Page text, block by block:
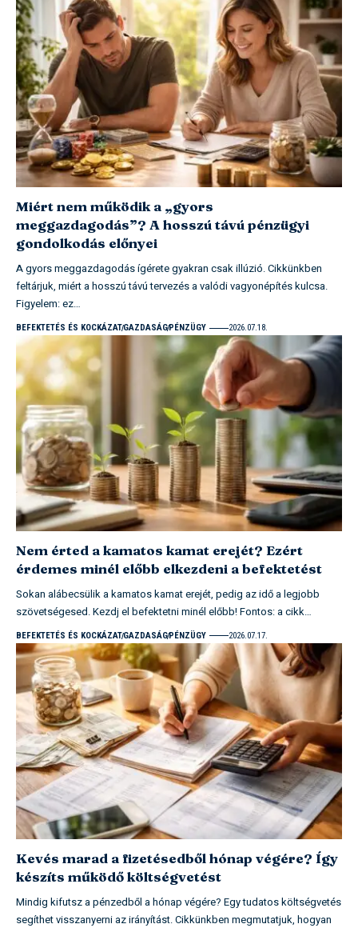
Miért nem működik a „gyors
meggazdagodás”? A hosszú távú pénzügyi
gondolkodás előnyei
A gyors meggazdagodás ígérete gyakran csak illúzió. Cikkünkben
feltárjuk, miért a hosszú távú tervezés a valódi vagyonépítés kulcsa.
Figyelem: ez…
BEFEKTETÉS ÉS KOCKÁZATGAZDASÁGPÉNZÜGY 2026.07.18.
Nem érted a kamatos kamat erejét? Ezért
érdemes minél előbb elkezdeni a befektetést
Sokan alábecsülik a kamatos kamat erejét, pedig az idő a legjobb
szövetségesed. Kezdj el befektetni minél előbb! Fontos: a cikk…
BEFEKTETÉS ÉS KOCKÁZATGAZDASÁGPÉNZÜGY 2026.07.17.
Kevés marad a fizetésedből hónap végére? Így
készíts működő költségvetést
Mindig kifutsz a pénzedből a hónap végére? Egy tudatos költségvetés
segíthet visszanyerni az irányítást. Cikkünkben megmutatjuk, hogyan